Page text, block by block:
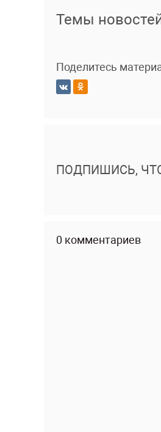
Темы
Поделитесь
ПОДПИШИСЬ,
0 комментариев